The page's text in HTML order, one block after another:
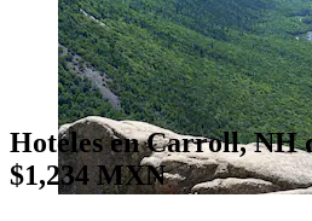
Hoteles en Carroll, NH
$1,234 MXN